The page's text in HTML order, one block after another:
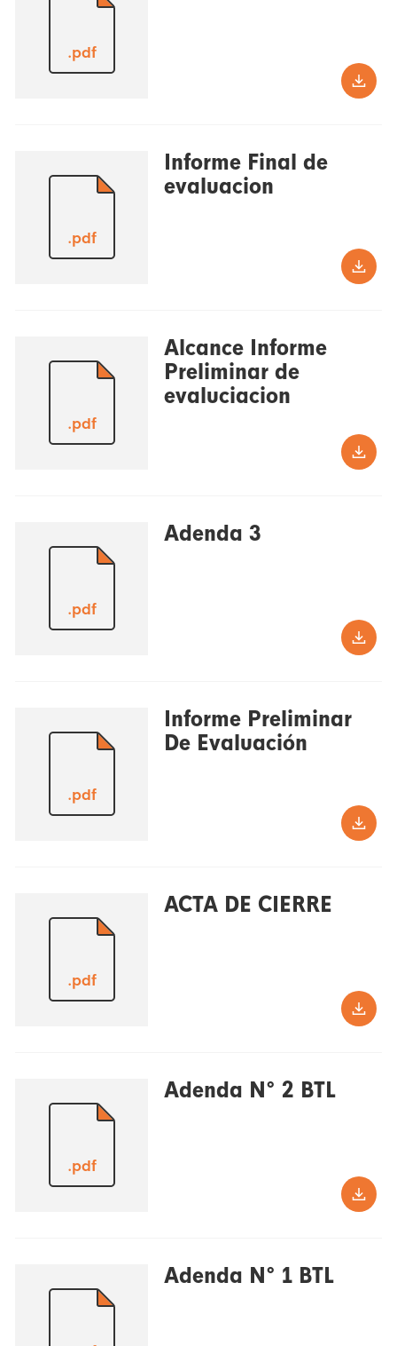
.pdf
.pdf
Informe Final de
evaluacion
.pdf
Alcance Informe
Preliminar de
evaluciacion
.pdf
Adenda 3
.pdf
Informe Preliminar
De Evaluación
.pdf
ACTA DE CIERRE
.pdf
Adenda N° 2 BTL
Adenda N° 1 BTL